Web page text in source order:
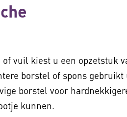
vuil kiest u een opzetstuk
borstel of spons gebruikt
borstel voor
kunnen.